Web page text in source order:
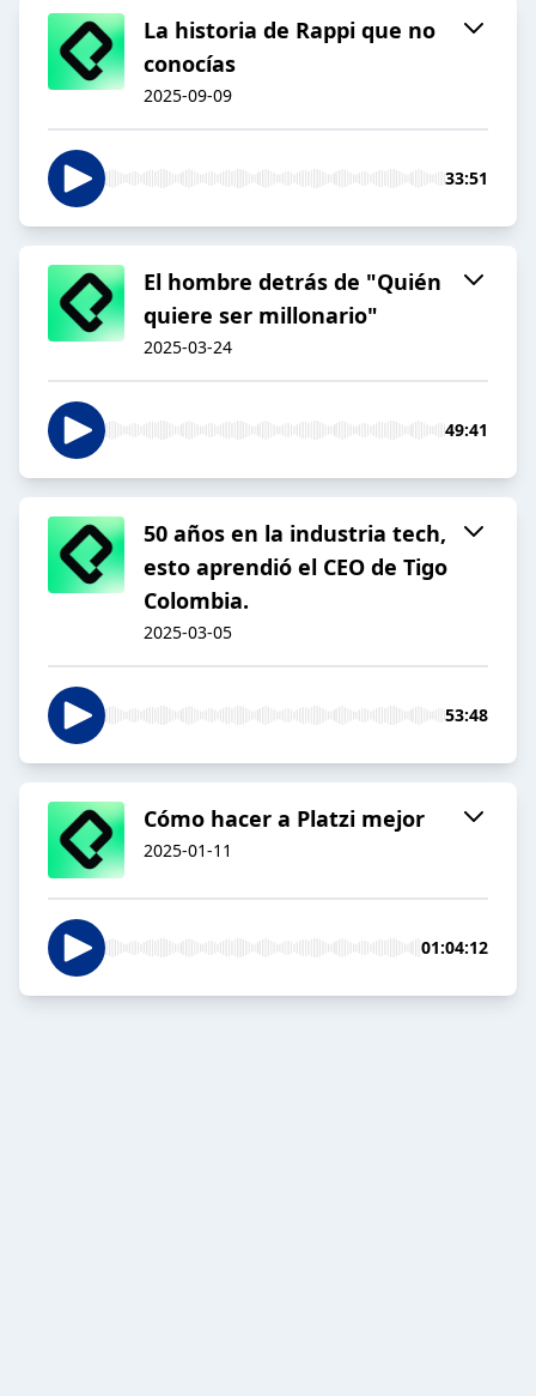
La historia de Rappi que no
conocías
2025-09-09
33:51
El hombre detrás de "Quién
quiere ser millonario"
2025-03-24
49:41
50 años en la industria tech,
esto aprendió el CEO de Tigo
Colombia.
2025-03-05
53:48
Cómo hacer a Platzi mejor
2025-01-11
01:04:12